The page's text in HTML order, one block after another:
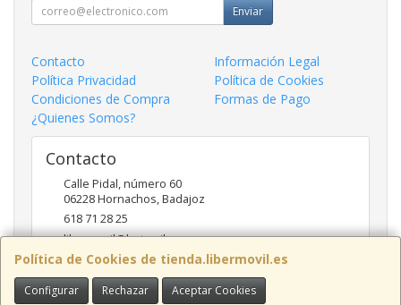
Política de Cookies de tienda.libermovil.es
Configurar Rechazar Aceptar Cookies
Enviar
Contacto
Información Legal
Política Privacidad
Política de Cookies
Condiciones de Compra
Formas de Pago
¿Quienes Somos?
Contacto
Calle Pidal, número 60
06228Hornachos,Badajoz
618 71 28 25
libermovil@hotmail.com
Horario